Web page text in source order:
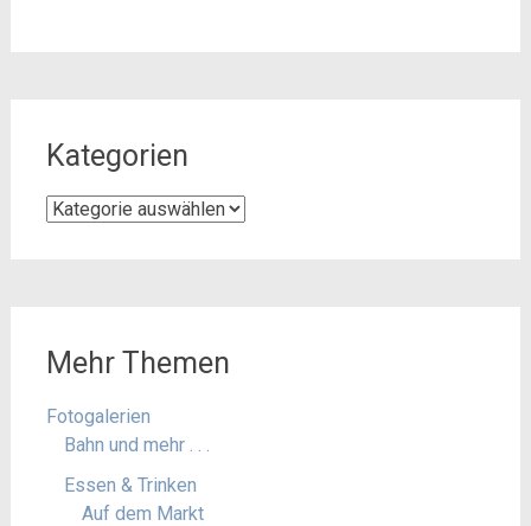
Kategorien
Kategorien
Mehr Themen
Fotogalerien
Bahn und mehr . . .
Essen & Trinken
Auf dem Markt